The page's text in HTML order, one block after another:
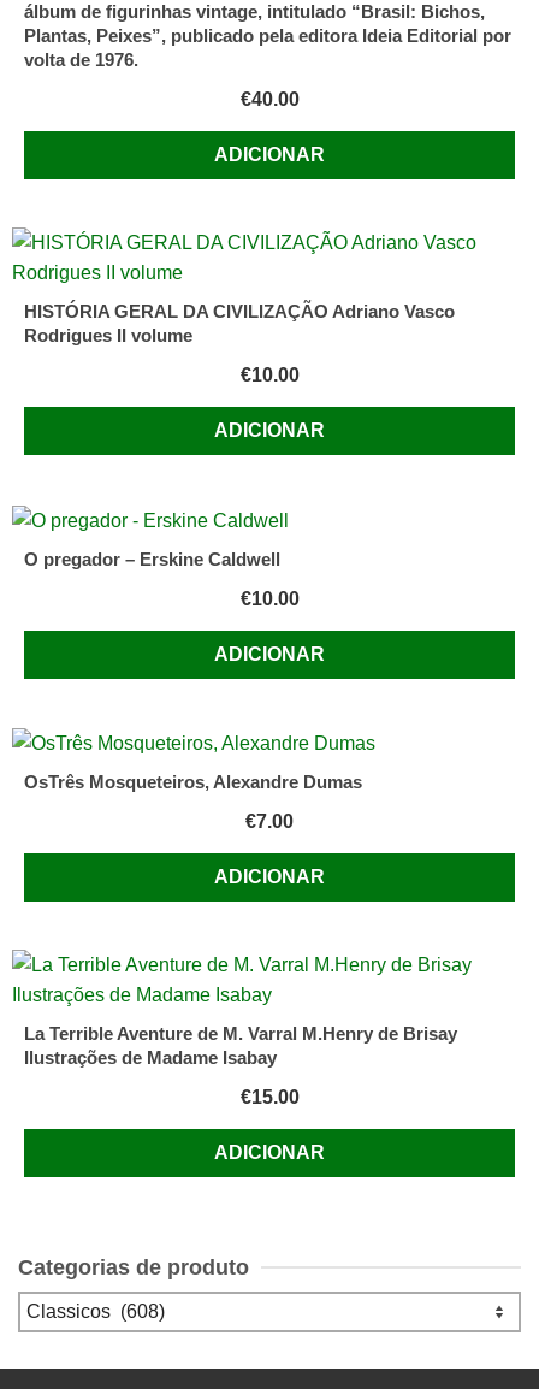
álbum de figurinhas vintage, intitulado “Brasil: Bichos,
Plantas, Peixes”, publicado pela editora Ideia Editorial por
volta de 1976.
€40.00
ADICIONAR
HISTÓRIA GERAL DA CIVILIZAÇÃO Adriano Vasco
Rodrigues II volume
€10.00
ADICIONAR
O pregador – Erskine Caldwell
€10.00
ADICIONAR
OsTrês Mosqueteiros, Alexandre Dumas
€7.00
ADICIONAR
La Terrible Aventure de M. Varral M.Henry de Brisay
Ilustrações de Madame Isabay
€15.00
ADICIONAR
Categorias de produto